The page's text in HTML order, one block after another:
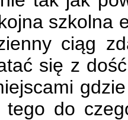
szkolna
ciąg
się z
do